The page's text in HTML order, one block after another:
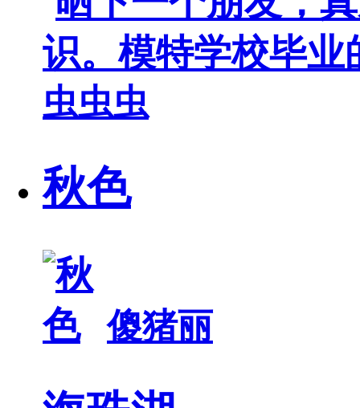
虫虫虫
秋色
傻猪丽